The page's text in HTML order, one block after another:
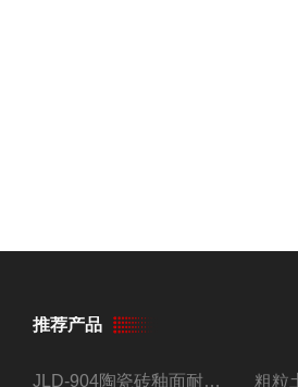
推荐产品
JLD-904陶瓷砖釉面耐磨试验仪 粗粒